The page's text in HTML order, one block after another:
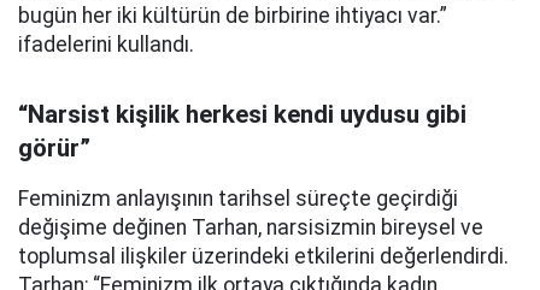
bugün her iki kültürün de birbirine ihtiyacı var.”
ifadelerini kullandı.
“Narsist kişilik herkesi kendi uydusu gibi
görür”
Feminizm anlayışının tarihsel süreçte geçirdiği
değişime değinen Tarhan, narsisizmin bireysel ve
toplumsal ilişkiler üzerindeki etkilerini değerlendirdi.
Tarhan; “Feminizm ilk ortaya çıktığında kadın